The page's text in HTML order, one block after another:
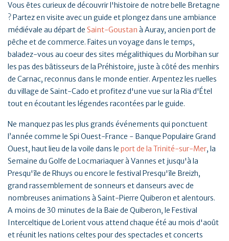
Vous êtes curieux de découvrir l'histoire de notre belle Bretagne
? Partez en visite avec un guide et plongez dans une ambiance
médiévale au départ de Saint-Goustan à Auray, ancien port de
pêche et de commerce. Faites un voyage dans le temps,
baladez-vous au coeur des sites mégalithiques du Morbihan sur
les pas des bâtisseurs de la Préhistoire, juste à côté des menhirs
de Carnac, reconnus dans le monde entier. Arpentez les ruelles
du village de Saint-Cado et profitez d'une vue sur la Ria d'Étel
tout en écoutant les légendes racontées par le guide.
Ne manquez pas les plus grands événements qui ponctuent
l’année comme le Spi Ouest-France - Banque Populaire Grand
Ouest, haut lieu de la voile dans le port de la Trinité-sur-Mer, la
Semaine du Golfe de Locmariaquer à Vannes et jusqu'à la
Presqu'île de Rhuys ou encore le festival Presqu'île Breizh,
grand rassemblement de sonneurs et danseurs avec de
nombreuses animations à Saint-Pierre Quiberon et alentours.
A moins de 30 minutes de la Baie de Quiberon, le Festival
Interceltique de Lorient vous attend chaque été au mois d'août
et réunit les nations celtes pour des spectacles et concerts